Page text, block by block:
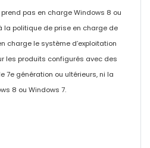
prend pas en charge Windows 8 ou
la politique de prise en charge de
charge le système d’exploitation
les produits configurés avec des
7e génération ou ultérieurs, ni la
8 ou Windows 7.